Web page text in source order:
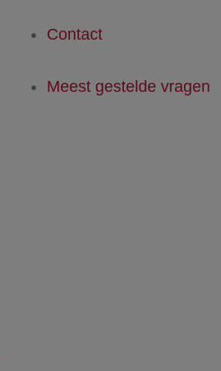
Contact
Meest gestelde vragen